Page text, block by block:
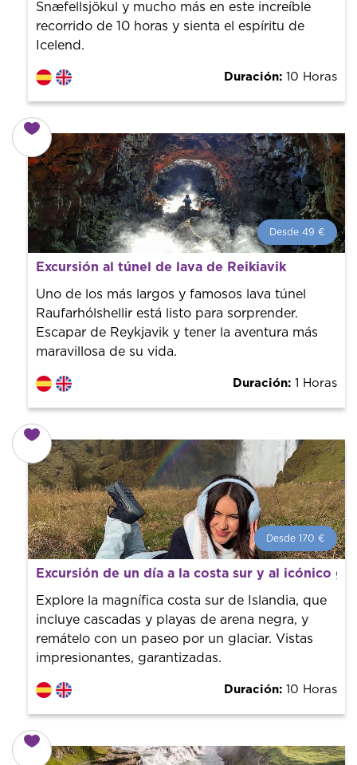
Snæfellsjökul y mucho más en este increíble
recorrido de 10 horas y sienta el espíritu de
Icelend.
Duración: 10 Horas
Desde 49 €
Desde 49 € por persona.
guías de la ciudad para tener el mejor precio y servicio.
Excursión al túnel de lava de Reikiavik
Uno de los más largos y famosos lava túnel
Raufarhólshellir está listo para sorprender.
Escapar de Reykjavik y tener la aventura más
maravillosa de su vida.
Duración: 1 Horas
Desde 170 €
Desde 170 €
por persona.
¡Reserva con nosotros! Colaboramos con los mejores
guías de la ciudad para tener el mejor precio y servicio.
Excursión de un día a la costa sur y al icónico
Explore la magnífica costa sur de Islandia, que
incluye cascadas y playas de arena negra, y
remátelo con un paseo por un glaciar. Vistas
impresionantes, garantizadas.
Duración: 10 Horas